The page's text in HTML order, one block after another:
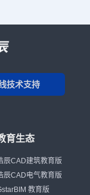
技术支持
育生态
辰CAD建筑教育版
辰CAD电气教育版
教育版